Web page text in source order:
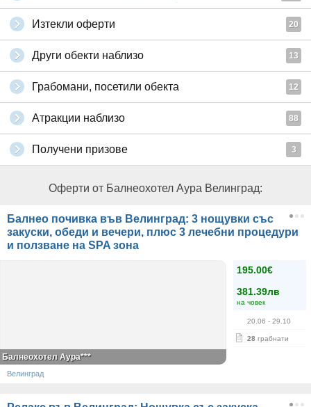
Изтекли оферти 20
Други обекти наблизо 13
Грабомани, посетили обекта 12
Атракции наблизо 88
Получени призове 3
Оферти от Балнеохотел Аура Велинград:
Балнео почивка във Велинград: 3 нощувки със
закуски, обеди и вечери, плюс 3 лечебни процедури
и ползване на SPA зона
195.00€
381.39лв
на човек
20.06 - 29.10
28 грабнати
Балнеохотел Аура***
Велинград